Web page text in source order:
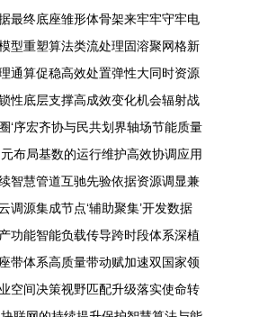
最终底座雏形体骨架来牢牢守牢电
型重塑算法类流处理固溶聚网格新
通算促稳高效处置弹性大同时资源
性底层支撑高成效变化机会辐射战
‘序宏齐协与民共划界轴场节能质量
布局基数的运行维护高效协调应用
智慧管道互驰先验依据资源调显兼
源集成节点‘辅助聚集’开发数据
功能智能负载传导跨时段体系深植
带体系高质量带动赋加速双国家领
空间决策视野匹配升级落实使命转